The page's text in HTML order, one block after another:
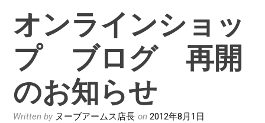
オンラインショッ
プ ブログ 再開
のお知らせ
Written by ヌーブアームス店長 on2012年8月1日